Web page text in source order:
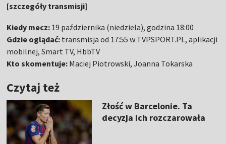
[szczegóły transmisji]
Kiedy mecz: 19 października (niedziela), godzina 18:00
Gdzie oglądać: transmisja od 17:55 w TVPSPORT.PL, aplikacji
mobilnej, Smart TV, HbbTV
Kto skomentuje: Maciej Piotrowski, Joanna Tokarska
Czytaj też
Złość w Barcelonie. Ta
decyzja ich rozczarowała